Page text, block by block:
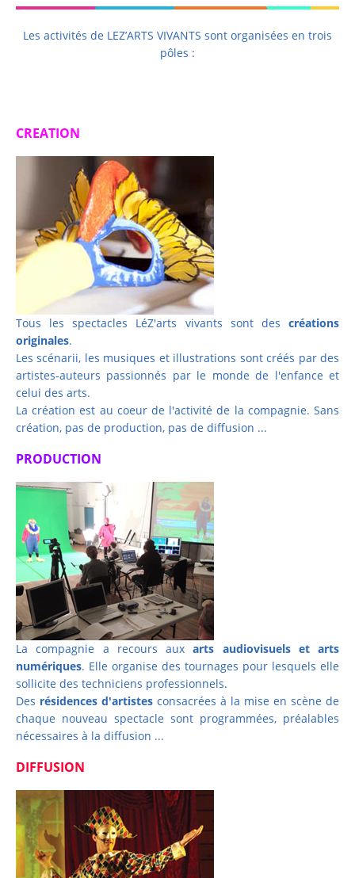
Les activités de LEZ’ARTS VIVANTS sont organisées en trois
pôles :
CREATION
Tous les spectacles LéZ'arts vivants sont des créations
originales.
Les scénarii, les musiques et illustrations sont créés par des
artistes-auteurs passionnés par le monde de l'enfance et
celui des arts.
La création est au coeur de l'activité de la compagnie. Sans
création, pas de production, pas de diffusion ...
PRODUCTION
La compagnie a recours auxarts audiovisuels et arts
numériques. Elle organise des tournages pour lesquels elle
sollicite des techniciens professionnels.
Des résidences d'artistes consacrées à la mise en scène de
chaque nouveau spectacle sont programmées, préalables
nécessaires à la diffusion ...
DIFFUSION